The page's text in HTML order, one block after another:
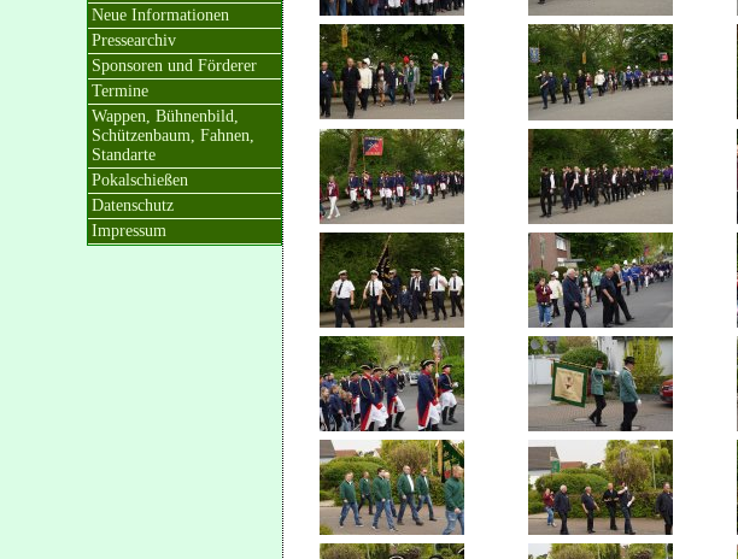
Neue Informationen
Pressearchiv
Sponsoren und Förderer
Termine
Wappen, Bühnenbild,
Schützenbaum, Fahnen,
Standarte
Pokalschießen
Datenschutz
Impressum